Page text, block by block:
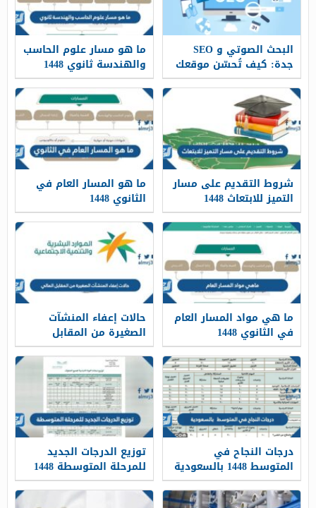
البحث الصوتي و SEO
جدة: كيف تُحسّن موقعك
لاستفسارات المستخدمين
السعوديين
ما هو مسار علوم الحاسب
والهندسة ثانوي 1448
شروط التقديم على مسار
التميز للابتعاث 1448
ما هو المسار العام في
الثانوي 1448
ما هي مواد المسار العام
في الثانوي 1448
حالات إعفاء المنشآت
الصغيرة من المقابل
المالي 1448
درجات النجاح في
المتوسط 1448 بالسعودية
توزيع الدرجات الجديد
للمرحلة المتوسطة 1448